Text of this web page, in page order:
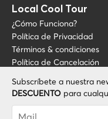
Subscríbete a nuestra
DESCUENTO para
Has sido
Local Cool Tour
¿Cómo Funciona?
Política de Privacidad
Términos & condiciones
Política de Cancelación
Blog
Sobre LCT
FAQ